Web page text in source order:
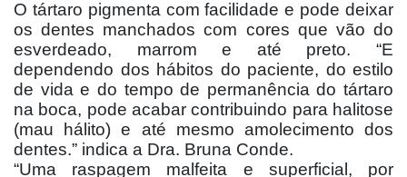
O tártaro pigmenta com facilidade e pode deixar
os dentes manchados com cores que vão do
esverdeado, marrom e até preto. “E
dependendo dos hábitos do paciente, do estilo
de vida e do tempo de permanência do tártaro
na boca, pode acabar contribuindo para halitose
(mau hálito) e até mesmo amolecimento dos
dentes.” indica a Dra. Bruna Conde.
“Uma raspagem malfeita e superficial, por